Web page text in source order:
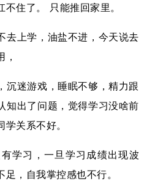
住了。 只能推回家里。
去上学，油盐不进，今天说去
，
沉迷游戏，睡眠不够，精力跟
知出了问题，觉得学习没啥前
关系不好。
学习，一旦学习成绩出现波
，自我掌控感也不行。